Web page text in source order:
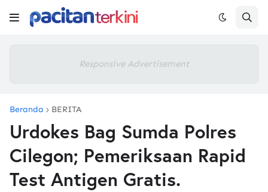
Responsive Advertisement
Beranda BERITA
Urdokes Bag Sumda Polres
Cilegon; Pemeriksaan Rapid
Test Antigen Gratis.